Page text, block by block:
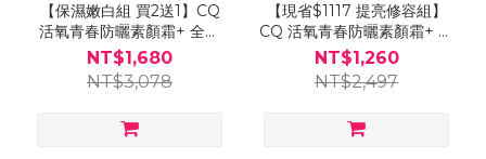
【保濕嫩白組 買2送1】CQ
活氧青春防曬素顏霜+ 全能
精華乳 送「黃金T棒按摩
儀」-小姐不熙娣推薦
NT$1,680
NT$3,078
【現省$1117 提亮修容組】
CQ 活氧青春防曬素顏霜+ 微
醺立體美肌粉 2入 贈「訂製
腮紅修容雙頭刷」-葉欣眉推
薦
NT$1,260
NT$2,497